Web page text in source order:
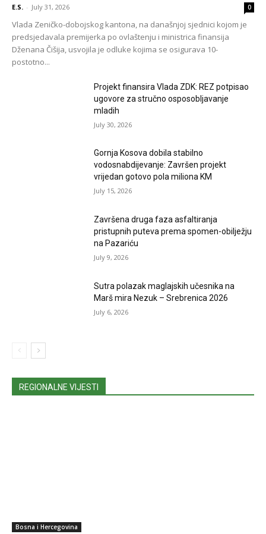
E.S. - July 31, 2026 0
Vlada Zeničko-dobojskog kantona, na današnjoj sjednici kojom je
predsjedavala premijerka po ovlaštenju i ministrica finansija
Dženana Čišija, usvojila je odluke kojima se osigurava 10-
postotno...
Projekt finansira Vlada ZDK: REZ potpisao
ugovore za stručno osposobljavanje
mladih
July 30, 2026
Gornja Kosova dobila stabilno
vodosnabdijevanje: Završen projekt
vrijedan gotovo pola miliona KM
July 15, 2026
Završena druga faza asfaltiranja
pristupnih puteva prema spomen-obilježju
na Pazariću
July 9, 2026
Sutra polazak maglajskih učesnika na
Marš mira Nezuk – Srebrenica 2026
July 6, 2026
REGIONALNE VIJESTI
Bosna i Hercegovina